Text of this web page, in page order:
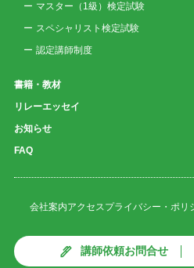
マスター（1級）検定試験
スペシャリスト検定試験
認定講師制度
書籍・教材
リレーエッセイ
お知らせ
FAQ
会社案内アクセスプライバシー・ポリ
講師依頼お問合せ